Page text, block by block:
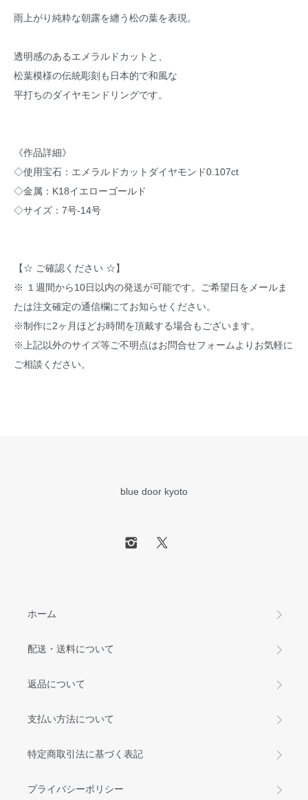
雨上がり純粋な朝露を纏う松の葉を表現。
透明感のあるエメラルドカットと、
松葉模様の伝統彫刻も日本的で和風な
平打ちのダイヤモンドリングです。
《作品詳細》
◇使用宝石：エメラルドカットダイヤモンド0.107ct
◇金属：K18イエローゴールド
◇サイズ：7号-14号
【☆ ご確認ください ☆】
※ １週間から10日以内の発送が可能です。ご希望日をメールま
たは注文確定の通信欄にてお知らせください。
※制作に2ヶ月ほどお時間を頂戴する場合もございます。
※上記以外のサイズ等ご不明点はお問合せフォームよりお気軽に
ご相談ください。
blue door kyoto
ホーム
配送・送料について
返品について
支払い方法について
特定商取引法に基づく表記
プライバシーポリシー